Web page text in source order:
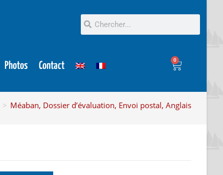
Photos Contact
0
> Méaban, Dossier d’évaluation, Envoi postal, Anglais